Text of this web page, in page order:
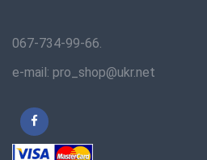
067-734-99-66.
e-mail: pro_shop@ukr.net